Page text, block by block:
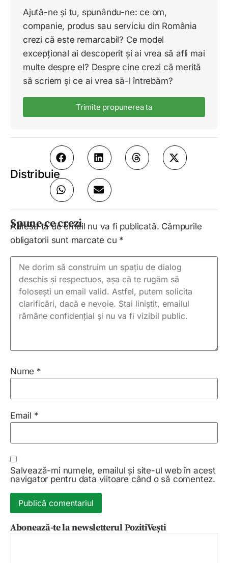
Ajută-ne și tu, spunându-ne: ce om,
companie, produs sau serviciu din România
crezi că este remarcabil? Ce model
excepțional ai descoperit și ai vrea să afli mai
multe despre el? Despre cine crezi că merită
să scriem și ce ai vrea să-l întrebăm?
Trimite propunerea ta
Distribuie
Spune ce crezi
Adresa ta de email nu va fi publicată. Câmpurile
obligatorii sunt marcate cu *
Nume *
Email *
Salvează-mi numele, emailul și site-ul web în acest
navigator pentru data viitoare când o să comentez.
Abonează-te la newsletterul PozitiVești